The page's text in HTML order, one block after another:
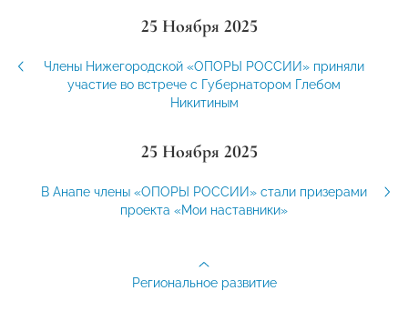
25 Ноября 2025
Члены Нижегородской «ОПОРЫ РОССИИ» приняли
участие во встрече с Губернатором Глебом
Никитиным
25 Ноября 2025
В Анапе члены «ОПОРЫ РОССИИ» стали призерами
проекта «Мои наставники»
Региональное развитие